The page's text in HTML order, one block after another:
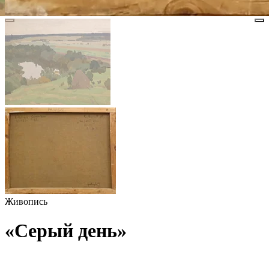
Живопись
«Серый день»